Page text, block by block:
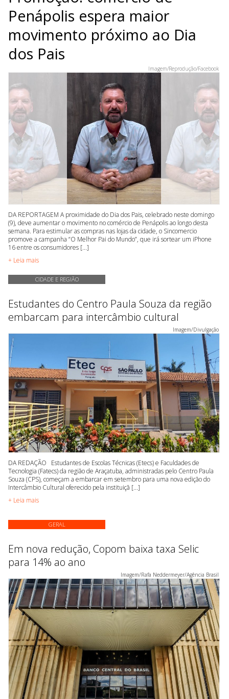
Penápolis espera maior
movimento próximo ao Dia
dos Pais
Imagem/Reprodução/Facebook
DA REPORTAGEM A proximidade do Dia dos Pais, celebrado neste domingo
(9), deve aumentar o movimento no comércio de Penápolis ao longo desta
semana. Para estimular as compras nas lojas da cidade, o Sincomercio
promove a campanha “O Melhor Pai do Mundo”, que irá sortear um iPhone
16 entre os consumidores [...]
+ Leia mais
CIDADE E REGIÃO
Estudantes do Centro Paula Souza da região
embarcam para intercâmbio cultural
Imagem/Divulgação
DA REDAÇÃO Estudantes de Escolas Técnicas (Etecs) e Faculdades de
Tecnologia (Fatecs) da região de Araçatuba, administradas pelo Centro Paula
Souza (CPS), começam a embarcar em setembro para uma nova edição do
Intercâmbio Cultural oferecido pela instituiçã [...]
+ Leia mais
GERAL
Em nova redução, Copom baixa taxa Selic
para 14% ao ano
Imagem/Rafa Neddermeyer/Agência Brasil